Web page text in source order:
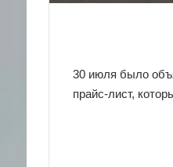
30 июля было
прайс-лист,